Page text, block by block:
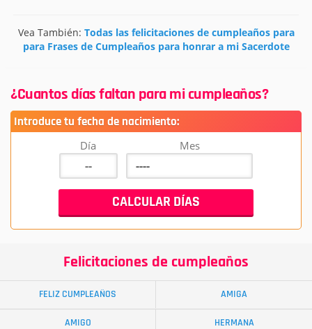
Vea También: Todas las felicitaciones de cumpleaños para
para Frases de Cumpleaños para honrar a mi Sacerdote
¿Cuantos días faltan para mi cumpleaños?
Introduce tu fecha de nacimiento:
Día Mes
Felicitaciones de cumpleaños
FELIZ CUMPLEAÑOS AMIGA
AMIGO HERMANA